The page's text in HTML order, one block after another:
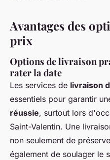
Avantages des
prix
Options de livraison
rater la date
Les services de livraison
essentiels pour garantir
réussie, surtout lors
Saint-Valentin. Une
non seulement de
également de soulager le